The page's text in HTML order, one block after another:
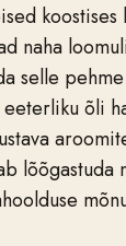
naha
selle
õli
lõõgastuda